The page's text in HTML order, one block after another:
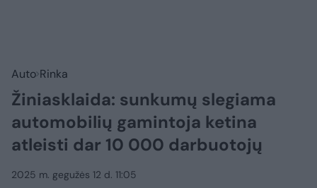
Auto Rinka
Žiniasklaida: sunkumų slegiama
automobilių gamintoja ketina
atleisti dar 10 000 darbuotojų
2025 m. gegužės 12 d. 11:05